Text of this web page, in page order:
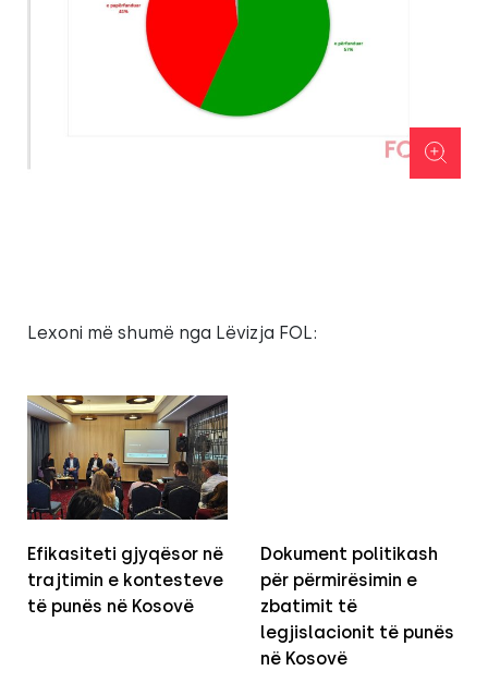
Lexoni më shumë nga Lëvizja FOL:
Efikasiteti gjyqësor në
trajtimin e kontesteve
të punës në Kosovë
Dokument politikash
për përmirësimin e
zbatimit të
legjislacionit të punës
në Kosovë